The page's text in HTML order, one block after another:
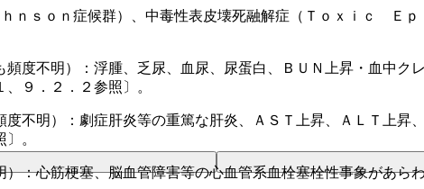
ｎｓｏｎ症候群）、中毒性表皮壊死融解症（Ｔｏｘｉｃ Ｅ
度不明）：浮腫、乏尿、血尿、尿蛋白、ＢＵＮ上昇・血中ク
９．２．２参照〕。
不明）：劇症肝炎等の重篤な肝炎、ＡＳＴ上昇、ＡＬＴ上昇
。
：心筋梗塞、脳血管障害等の心血管系血栓塞栓性事象があら